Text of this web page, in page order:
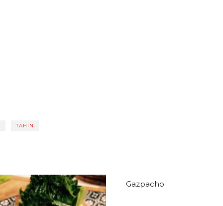
TAHIN
Gazpacho